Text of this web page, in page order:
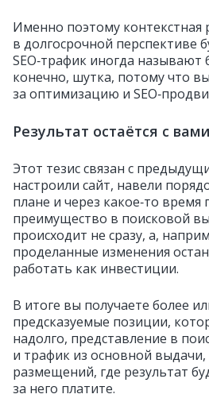
Именно поэтому контекстная
в долгосрочной перспективе
SEO‑трафик иногда называют
конечно, шутка, потому что
за оптимизацию и
Результат остаётся с
Этот тезис связан с
настроили сайт, навели
плане и через какое‑то время
преимущество в поисковой
происходит не сразу, а,
проделанные изменения
работать как инвестиции.
В итоге вы получаете более
предсказуемые позиции,
надолго, представление в
и трафик из основной
размещений, где результат
за него платите.